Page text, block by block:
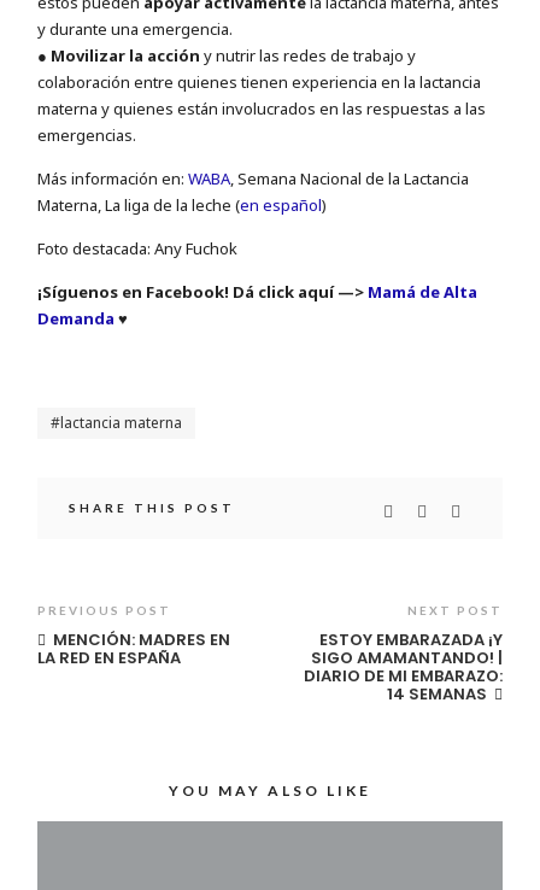
y durante una emergencia.
● Movilizar la acción y nutrir las redes de trabajo y
colaboración entre quienes tienen experiencia en la lactancia
materna y quienes están involucrados en las respuestas a las
emergencias.
Más información en: WABA, Semana Nacional de la Lactancia
Materna, La liga de la leche (en español)
Foto destacada: Any Fuchok
¡Síguenos en Facebook! Dá click aquí —> Mamá de Alta
Demanda ♥
lactancia materna
SHARE THIS POST
PREVIOUS POST
MENCIÓN: MADRES EN
LA RED EN ESPAÑA
NEXT POST
ESTOY EMBARAZADA ¡Y
SIGO AMAMANTANDO! |
DIARIO DE MI EMBARAZO:
14 SEMANAS
YOU MAY ALSO LIKE